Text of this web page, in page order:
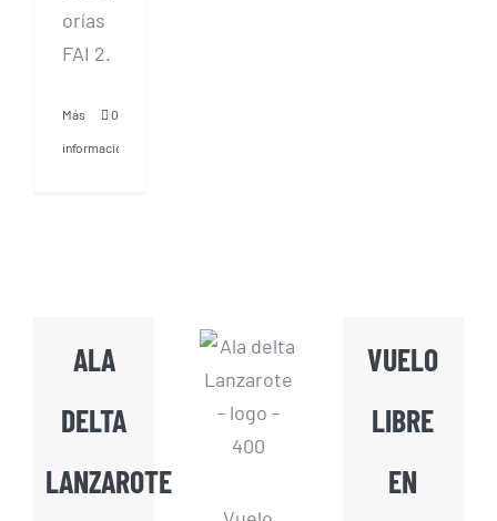
orías
FAI 2.
Más
información
0
ALA
DELTA
LANZAROTE
VUELO
LIBRE
EN